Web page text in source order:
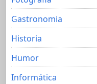
Gastronomia
Historia
Humor
Informática